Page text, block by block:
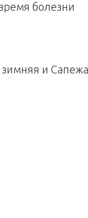
болезни
и